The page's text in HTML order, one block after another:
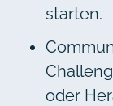
starten.
oder